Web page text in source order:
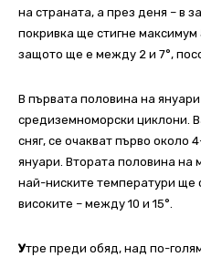
на страната, а през деня – в
покривка ще стигне
защото ще е между 2 и 7°,
В първата половина на
средиземноморски циклони.
сняг, се очакват първо около
януари. Втората половина на
най-ниските температури ще
високите – между 10 и 15°.
Утре преди обяд, над по-